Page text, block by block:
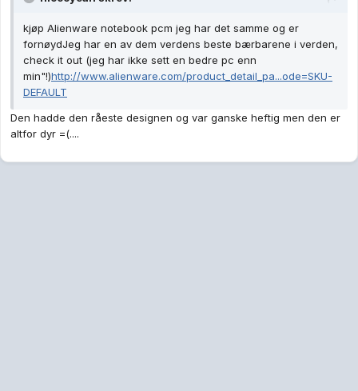
kjøp Alienware notebook pcm jeg har det samme og er
fornøydJeg har en av dem verdens beste bærbarene i verden,
check it out (jeg har ikke sett en bedre pc enn
min"!)http://www.alienware.com/product_detail_pa...ode=SKU-
DEFAULT
Den hadde den råeste designen og var ganske heftig men den er
altfor dyr =(....